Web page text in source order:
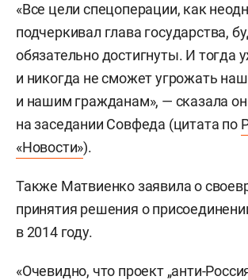
«Все цели спецоперации, как
подчеркивал глава государства,
обязательно достигнуты. И тогда
и никогда не сможет угрожать
и нашим гражданам», — сказала
на заседании Совфеда (цитата по
«Новости»).
Также Матвиенко заявила о
принятия решения о
в 2014 году.
«Очевидно, что проект „анти-